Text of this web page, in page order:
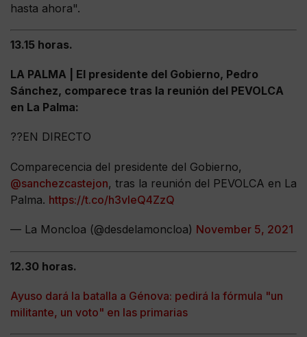
hasta ahora".
13.15 horas.
LA PALMA | El presidente del Gobierno, Pedro
Sánchez, comparece tras la reunión del PEVOLCA
en La Palma:
??EN DIRECTO
Comparecencia del presidente del Gobierno,
@sanchezcastejon, tras la reunión del PEVOLCA en La
Palma. https://t.co/h3vIeQ4ZzQ
— La Moncloa (@desdelamoncloa) November 5, 2021
12.30 horas.
Ayuso dará la batalla a Génova: pedirá la fórmula "un
militante, un voto" en las primarias